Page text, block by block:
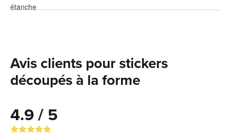
Avis clients pour stickers
découpés à la forme
4.9 / 5